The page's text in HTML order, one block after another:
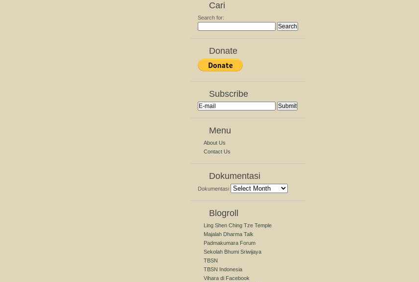
Cari
Search for:
Donate
Subscribe
Menu
About Us
Contact Us
Dokumentasi
Dokumentasi
Blogroll
Ling Shen Ching Tze Temple
Majalah Dharma Talk
Padmakumara Forum
Sekolah Bhumi Sriwijaya
TBSN
TBSN Indonesia
Vihara di Facebook